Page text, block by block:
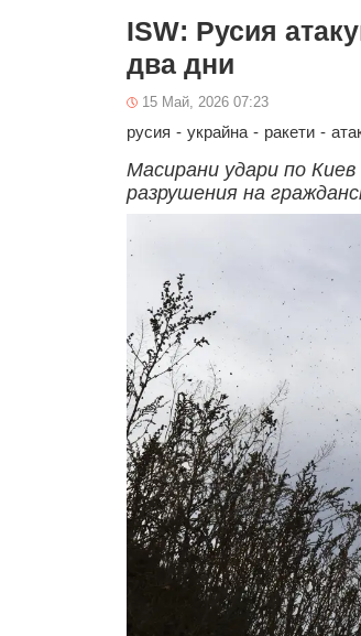
ISW: Русия
два дни
15 Май, 2026 07:23
русия - украйна - ракети -
Масирани удари по
разрушения на